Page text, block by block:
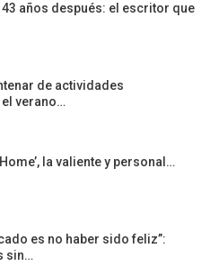
años después: el escritor que
de actividades
verano…
la valiente y personal…
es no haber sido feliz”:
sin…